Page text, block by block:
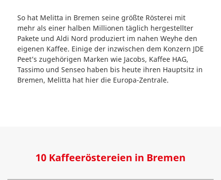
So hat Melitta in Bremen seine größte Rösterei mit
mehr als einer halben Millionen täglich hergestellter
Pakete und Aldi Nord produziert im nahen Weyhe den
eigenen Kaffee. Einige der inzwischen dem Konzern JDE
Peet’s zugehörigen Marken wie Jacobs, Kaffee HAG,
Tassimo und Senseo haben bis heute ihren Hauptsitz in
Bremen, Melitta hat hier die Europa-Zentrale.
10 Kaffeeröstereien in Bremen